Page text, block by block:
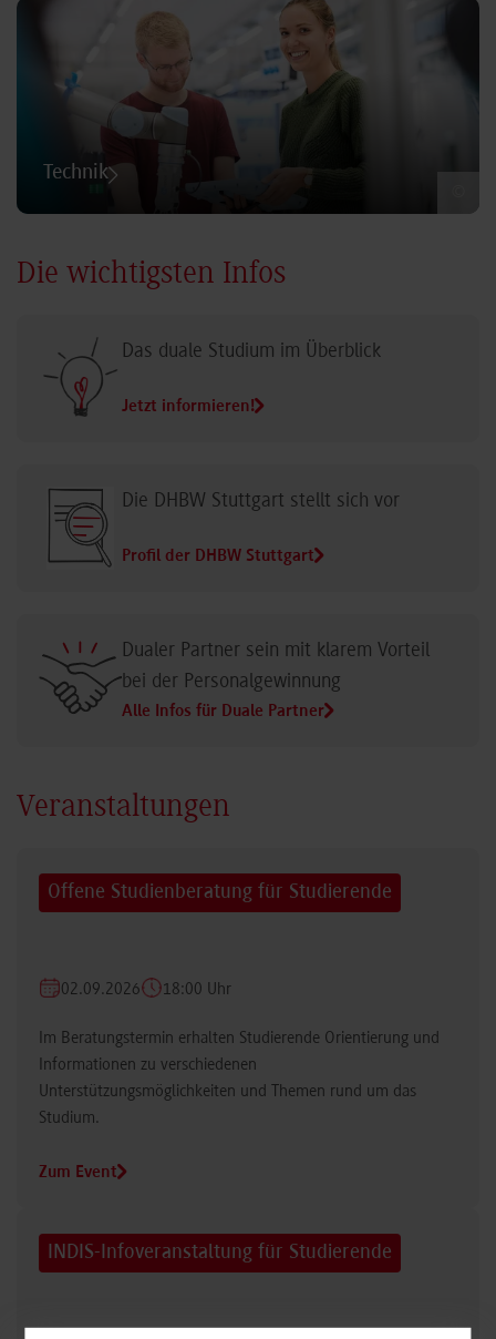
Technik
Die wichtigsten Infos
Das duale Studium im Überblick
Jetzt informieren!
Die DHBW Stuttgart stellt sich vor
Profil der DHBW Stuttgart
Dualer Partner sein mit klarem Vorteil
bei der Personalgewinnung
Alle Infos für Duale Partner
Veranstaltungen
Offene Studienberatung für Studierende
02.09.2026 18:00 Uhr
Im Beratungstermin erhalten Studierende Orientierung und
Informationen zu verschiedenen
Unterstützungsmöglichkeiten und Themen rund um das
Studium.
Zum Event
INDIS-Infoveranstaltung für Studierende